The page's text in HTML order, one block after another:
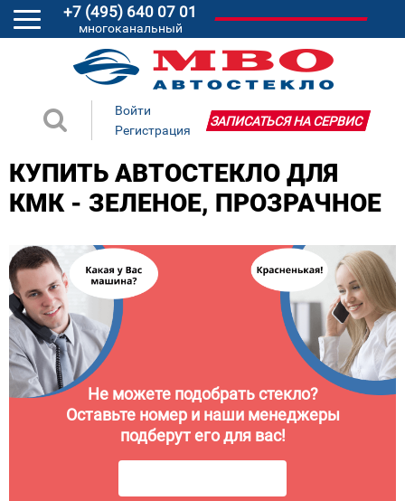
+7 (495) 640 07 01
многоканальный
Войти
Регистрация
ЗАПИСАТЬСЯ НА СЕРВИС
КУПИТЬ АВТОСТЕКЛО ДЛЯ
КМК - ЗЕЛЕНОЕ, ПРОЗРАЧНОЕ
Не можете подобрать стекло?
Оставьте номер и наши менеджеры
подберут его для вас!